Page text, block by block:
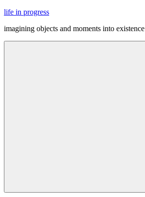
Skip
content
life in progress
imagining objects and moments into existence